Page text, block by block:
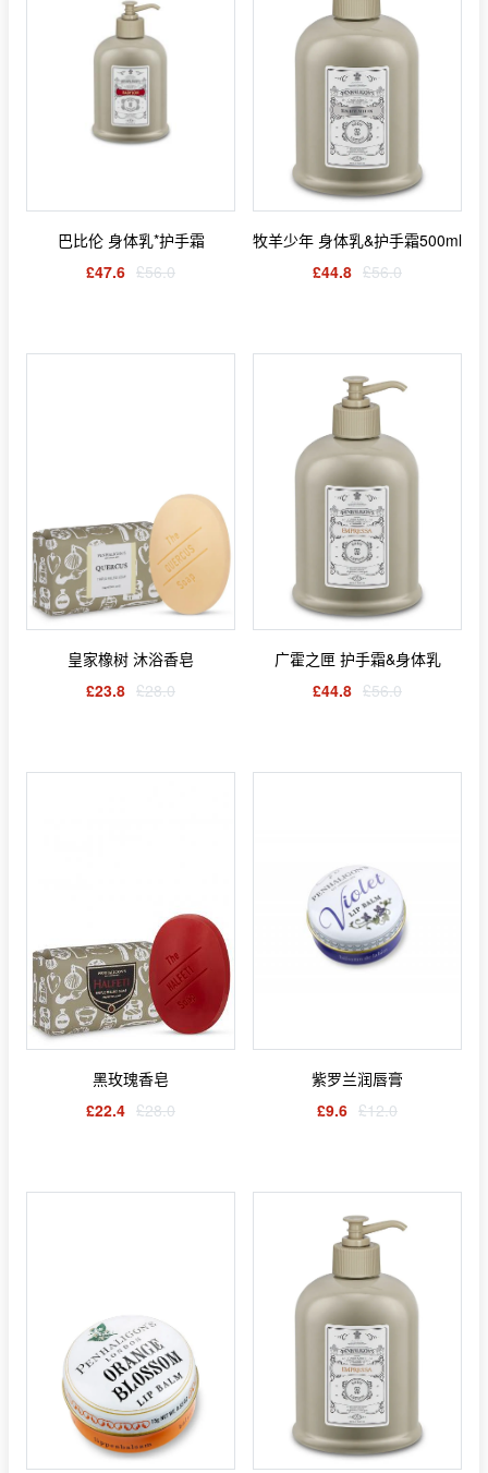
巴比伦 身体乳*护手霜
£47.6 £56.0
牧羊少年 身体乳&护手霜500ml
£44.8 £56.0
皇家橡树 沐浴香皂
£23.8 £28.0
广霍之匣 护手霜&身体乳
£44.8 £56.0
黑玫瑰香皂
£22.4 £28.0
紫罗兰润唇膏
£9.6 £12.0